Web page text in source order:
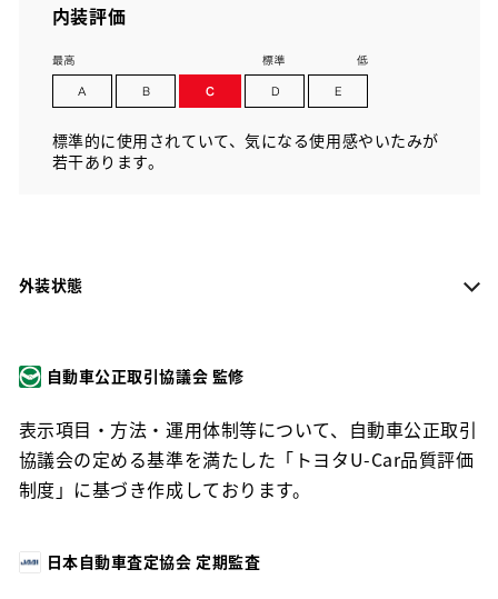
内装評価
標準的に使用されていて、気になる使用感やいたみが
若干あります。
外装状態
自動車公正取引協議会 監修
表示項目・方法・運用体制等について、自動車公正取引
協議会の定める基準を満たした「トヨタU-Car品質評価
制度」に基づき作成しております。
日本自動車査定協会 定期監査